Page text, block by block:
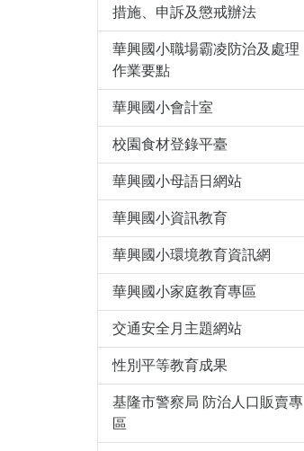
措施、申訴及懲戒辦法
華興國小職場霸凌防治及處理
作業要點
華興國小會計室
校園食材登錄平臺
華興國小母語日網站
華興國小資訊教育
華興國小環境教育資訊網
華興國小家庭教育專區
交通安全月主題網站
性別平等教育成果
基隆市警察局 防治人口販賣專
區